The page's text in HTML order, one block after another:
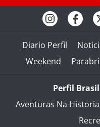
Diario Perfil
Weekend
Perfil
Aventuras Na Historia